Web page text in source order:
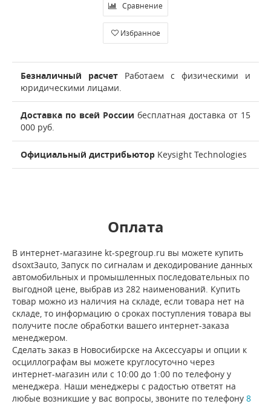
Сравнение
Избранное
Безналичный расчет Работаем с физическими и
юридическими лицами.
Доставка по всей России бесплатная доставка от 15
000 руб.
Официальный дистрибьютор Keysight Technologies
Оплата
В интернет-магазине kt-spegroup.ru вы можете купить
dsoxt3auto, Запуск по сигналам и декодирование данных
автомобильных и промышленных последовательных по
выгодной цене, выбрав из 282 наименований. Купить
товар можно из наличия на складе, если товара нет на
складе, то информацию о сроках поступления товара вы
получите после обработки вашего интернет-заказа
менеджером.
Сделать заказ в Новосибирске на Аксессуары и опции к
осциллографам вы можете круглосуточно через
интернет-магазин или с 10:00 до 1:00 по телефону у
менеджера. Наши менеджеры с радостью ответят на
любые возникшие у вас вопросы, звоните по телефону 8